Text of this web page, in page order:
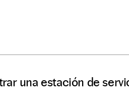
una estación de